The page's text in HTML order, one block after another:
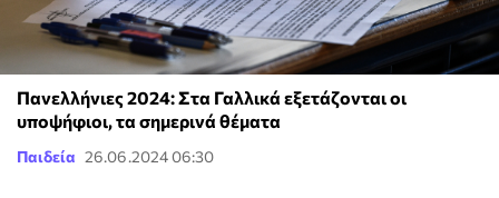
Πανελλήνιες 2024: Στα Γαλλικά εξετάζονται οι
υποψήφιοι, τα σημερινά θέματα
Παιδεία 26.06.2024 06:30